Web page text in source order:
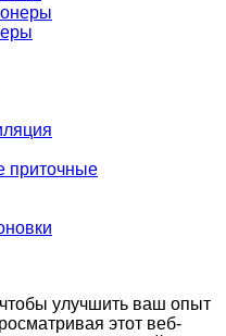
приточные
улучшить ваш опыт
этот веб-